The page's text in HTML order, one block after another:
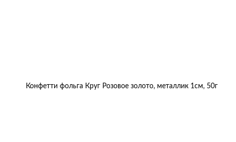
Конфетти фольга Круг Розовое золото, металлик 1см, 50г